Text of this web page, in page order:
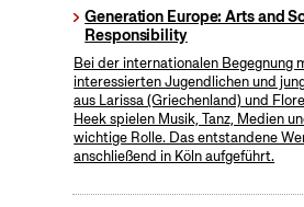
Generation Europe: Arts and
Responsibility
Bei der internationalen Begegnung
interessierten Jugendlichen und
aus Larissa (Griechenland) und
Heek spielen Musik, Tanz, Medien
wichtige Rolle. Das entstandene
anschließend in Köln aufgeführt.